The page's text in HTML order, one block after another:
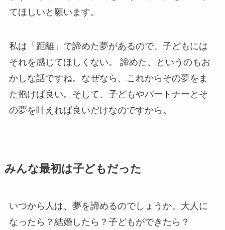
てほしいと願います。
私は「距離」で諦めた夢があるので、子どもには
それを感じてほしくない。 諦めた、というのもお
かしな話ですね。なぜなら、これからその夢をま
た抱けば良い。そして、子どもやパートナーとそ
の夢を叶えれば良いだけなのですから。
みんな最初は子どもだった
いつから人は、夢を諦めるのでしょうか。大人に
なったら？結婚したら？子どもができたら？